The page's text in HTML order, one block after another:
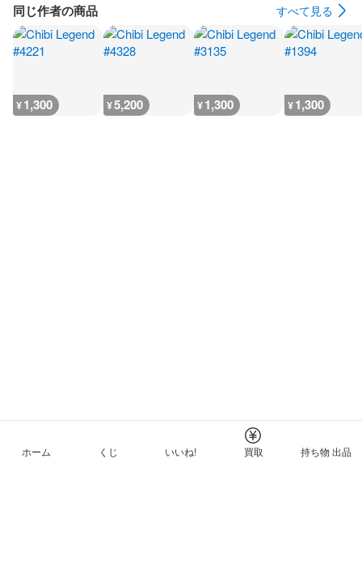
同じ作者の商品 すべて見る
¥1,300 ¥5,200 ¥1,300 ¥1,300
ホーム くじ いいね! 買取 持ち物 出品